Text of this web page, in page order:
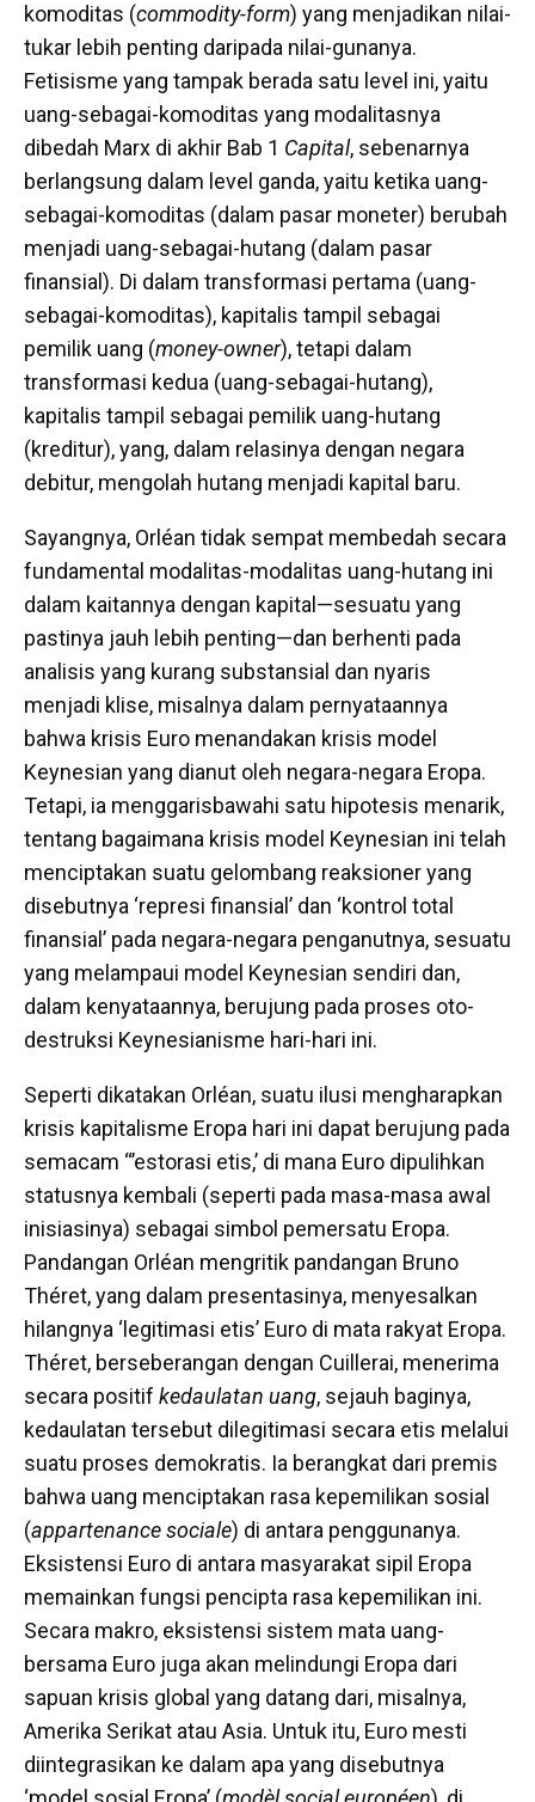
komoditas (commodity-form) yang menjadikan nilai-
tukar lebih penting daripada nilai-gunanya.
Fetisisme yang tampak berada satu level ini, yaitu
uang-sebagai-komoditas yang modalitasnya
dibedah Marx di akhir Bab 1 Capital, sebenarnya
berlangsung dalam level ganda, yaitu ketika uang-
sebagai-komoditas (dalam pasar moneter) berubah
menjadi uang-sebagai-hutang (dalam pasar
finansial). Di dalam transformasi pertama (uang-
sebagai-komoditas), kapitalis tampil sebagai
pemilik uang (money-owner), tetapi dalam
transformasi kedua (uang-sebagai-hutang),
kapitalis tampil sebagai pemilik uang-hutang
(kreditur), yang, dalam relasinya dengan negara
debitur, mengolah hutang menjadi kapital baru.
Sayangnya, Orléan tidak sempat membedah secara
fundamental modalitas-modalitas uang-hutang ini
dalam kaitannya dengan kapital—sesuatu yang
pastinya jauh lebih penting—dan berhenti pada
analisis yang kurang substansial dan nyaris
menjadi klise, misalnya dalam pernyataannya
bahwa krisis Euro menandakan krisis model
Keynesian yang dianut oleh negara-negara Eropa.
Tetapi, ia menggarisbawahi satu hipotesis menarik,
tentang bagaimana krisis model Keynesian ini telah
menciptakan suatu gelombang reaksioner yang
disebutnya ‘represi finansial’ dan ‘kontrol total
finansial’ pada negara-negara penganutnya, sesuatu
yang melampaui model Keynesian sendiri dan,
dalam kenyataannya, berujung pada proses oto-
destruksi Keynesianisme hari-hari ini.
Seperti dikatakan Orléan, suatu ilusi mengharapkan
krisis kapitalisme Eropa hari ini dapat berujung pada
semacam “’estorasi etis,’ di mana Euro dipulihkan
statusnya kembali (seperti pada masa-masa awal
inisiasinya) sebagai simbol pemersatu Eropa.
Pandangan Orléan mengritik pandangan Bruno
Théret, yang dalam presentasinya, menyesalkan
hilangnya ‘legitimasi etis’ Euro di mata rakyat Eropa.
Théret, berseberangan dengan Cuillerai, menerima
secara positif kedaulatan uang, sejauh baginya,
kedaulatan tersebut dilegitimasi secara etis melalui
suatu proses demokratis. Ia berangkat dari premis
bahwa uang menciptakan rasa kepemilikan sosial
(appartenance sociale) di antara penggunanya.
Eksistensi Euro di antara masyarakat sipil Eropa
memainkan fungsi pencipta rasa kepemilikan ini.
Secara makro, eksistensi sistem mata uang-
bersama Euro juga akan melindungi Eropa dari
sapuan krisis global yang datang dari, misalnya,
Amerika Serikat atau Asia. Untuk itu, Euro mesti
diintegrasikan ke dalam apa yang disebutnya